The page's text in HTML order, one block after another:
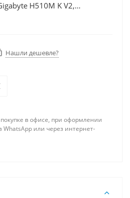
H510M K V2,
12Гб, Память DDR4 32Gb,
Нашли дешевле?
в офисе, при оформлении
WhatsApp или через интернет-